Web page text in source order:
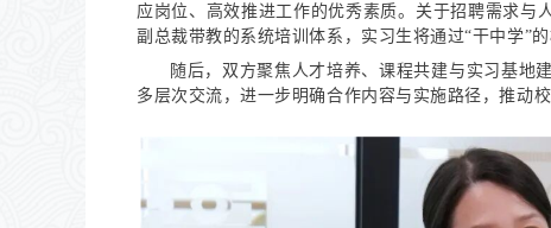
应岗位、高效推进工作的优秀素质。 关于招聘需求与
副总裁带教的系统培训体系，实习生将通过“干中学”
随后，双方聚焦人才培养、课程共建与实习基地
多层次交流，进一步明确合作内容与实施路径，推动校